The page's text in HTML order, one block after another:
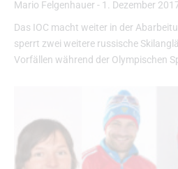
Mario Felgenhauer - 1. Dezember
Das IOC macht weiter in der
sperrt zwei weitere russische
Vorfällen während der Olympischen